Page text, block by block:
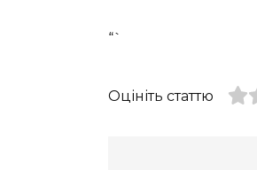
“`
Оцініть статтю